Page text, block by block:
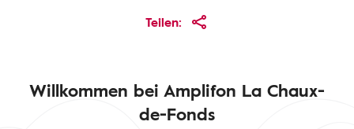
Teilen:
Willkommen bei Amplifon La Chaux-
de-Fonds